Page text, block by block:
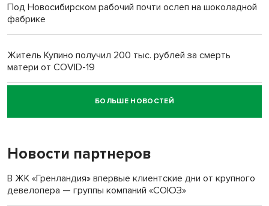
Под Новосибирском рабочий почти ослеп на шоколадной
фабрике
Житель Купино получил 200 тыс. рублей за смерть
матери от COVID-19
Новосибирский суд наказал водителя за смерть
пенсионерки на вокзале
«Мы живём на пастбище!»: в новосибирском селе лошади
терроризируют жителей
Инвалид получил условный срок за избиение врачей
БОЛЬШЕ НОВОСТЕЙ
Новости партнеров
В ЖК «Гренландия» впервые клиентские дни от крупного
девелопера — группы компаний «СОЮЗ»